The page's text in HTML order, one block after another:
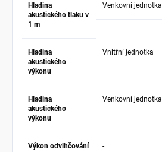
Hladina
akustického tlaku v
1 m
Venkovní jednotka
Hladina
akustického
výkonu
Vnitřní jednotka
Hladina
akustického
výkonu
Venkovní jednotka
Výkon odvlhčování -